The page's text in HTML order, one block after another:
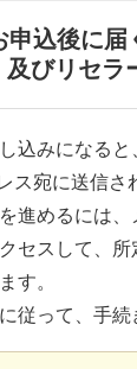
申込後に
及びリセラ
込みになる
ス宛に送信さ
進めるには
セスして、
す。
従って、手続